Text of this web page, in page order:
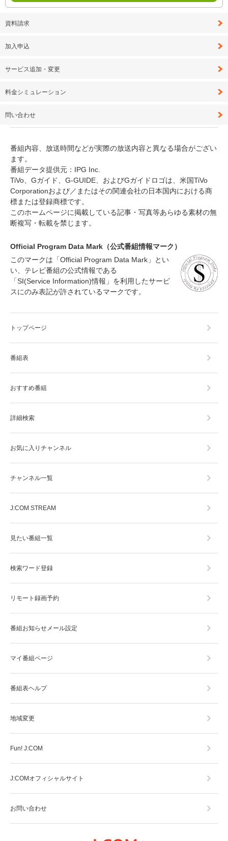
資料請求
加入申込
サービス追加・変更
料金シミュレーション
問い合わせ
番組内容、放送時間などが実際の放送内容と異なる場合がござい
ます。
番組データ提供元：IPG Inc.
TiVo、Gガイド、G-GUIDE、およびGガイドロゴは、米国TiVo
Corporationおよび／またはその関連会社の日本国内における商
標または登録商標です。
このホームページに掲載している記事・写真等あらゆる素材の無
断複写・転載を禁じます。
Official Program Data Mark（公式番組情報マーク）
このマークは「Official Program Data Mark」とい
い、テレビ番組の公式情報である
「SI(Service Information)情報」を利用したサービ
スにのみ表記が許されているマークです。
トップページ
番組表
おすすめ番組
詳細検索
お気に入りチャンネル
チャンネル一覧
J:COM STREAM
見たい番組一覧
検索ワード登録
リモート録画予約
番組お知らせメール設定
マイ番組ページ
番組表ヘルプ
地域変更
Fun! J:COM
J:COMオフィシャルサイト
お問い合わせ